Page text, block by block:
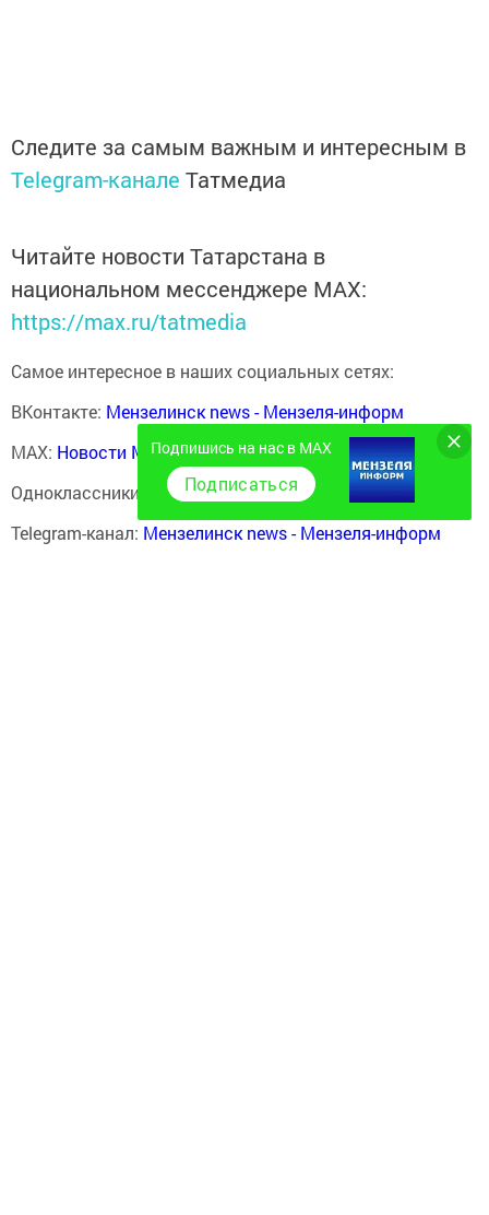
Следите за самым важным и интересным в
Telegram-канале Татмедиа
Читайте новости Татарстана в
национальном мессенджере MАХ:
https://max.ru/tatmedia
Самое интересное в наших социальных сетях:
ВКонтакте: Мензелинск news - Мензеля-информ
MAX: Новости Мензелинска - Мензеля онлайн
Одноклассники:
ok.ru/menzelinsk
Telegram-канал: Мензелинск news - Мензеля-информ
Подпишись на нас в MAX
Подписаться